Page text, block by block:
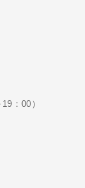
：00）